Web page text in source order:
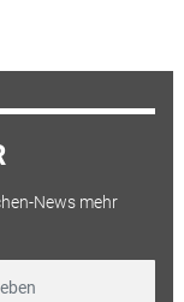
News mehr